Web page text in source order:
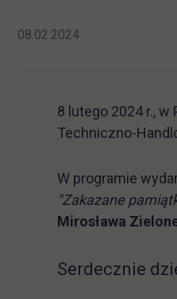
08.02.2024
8 lutego 2024 r., w
Techniczno-
W programie
"Zakazane
Mirosława
Serdecznie